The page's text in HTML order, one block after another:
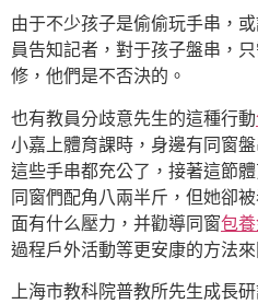
由于不少孩子是偷偷玩手串，
員告知記者，對于孩子盤串，
修，他們是不否決的。
也有教員分歧意先生的這種行動
小嘉上體育課時，身邊有同窗
這些手串都充公了，接著這節
同窗們配角八兩半斤，但她卻
面有什么壓力，并勸導同窗包
過程戶外活動等更安康的方法來
上海市教科院普教所先生成長